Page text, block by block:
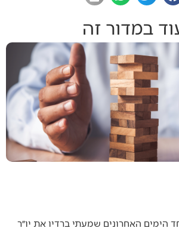
במדור זה
הימים האחרונים שמעתי ברדיו את יו״ר